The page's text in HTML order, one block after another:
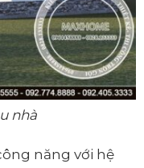
nhà
năng với hệ